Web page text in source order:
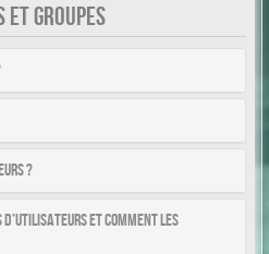
GROUPES
?
et comment les